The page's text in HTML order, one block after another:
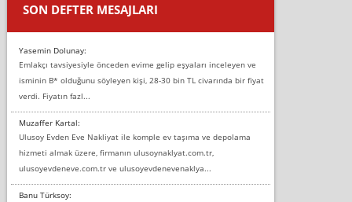
SON DEFTER MESAJLARI
Yasemin Dolunay:
Emlakçı tavsiyesiyle önceden evime gelip eşyaları inceleyen ve
isminin B* olduğunu söyleyen kişi, 28-30 bin TL civarında bir fiyat
verdi. Fiyatın fazl...
Muzaffer Kartal:
Ulusoy Evden Eve Nakliyat ile komple ev taşıma ve depolama
hizmeti almak üzere, firmanın ulusoynaklyat.com.tr,
ulusoyevdeneve.com.tr ve ulusoyevdenevenaklya...
Banu Türksoy: